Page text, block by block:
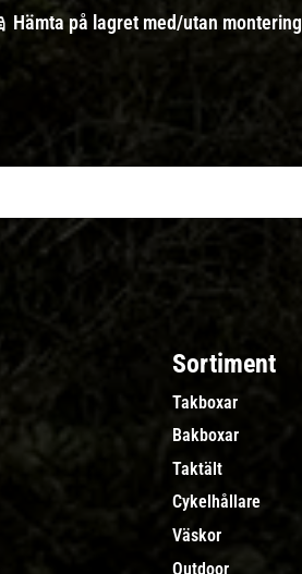
Hämta på lagret med/utan montering
Sortiment
Takboxar
Bakboxar
Taktält
Cykelhållare
Väskor
Outdoor